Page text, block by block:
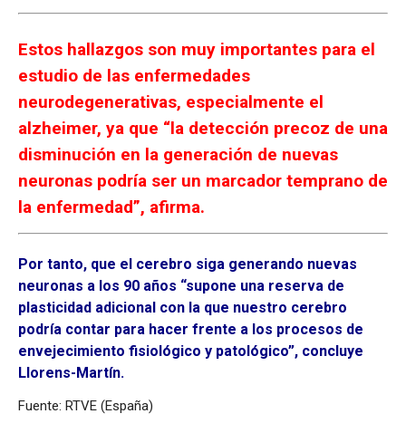
Estos hallazgos son muy importantes para el
estudio de las enfermedades
neurodegenerativas, especialmente el
alzheimer, ya que “la detección precoz de una
disminución en la generación de nuevas
neuronas podría ser un marcador temprano de
la enfermedad”, afirma.
Por tanto, que el cerebro siga generando nuevas
neuronas a los 90 años “supone una reserva de
plasticidad adicional con la que nuestro cerebro
podría contar para hacer frente a los procesos de
envejecimiento fisiológico y patológico”, concluye
Llorens-Martín.
Fuente: RTVE (España)